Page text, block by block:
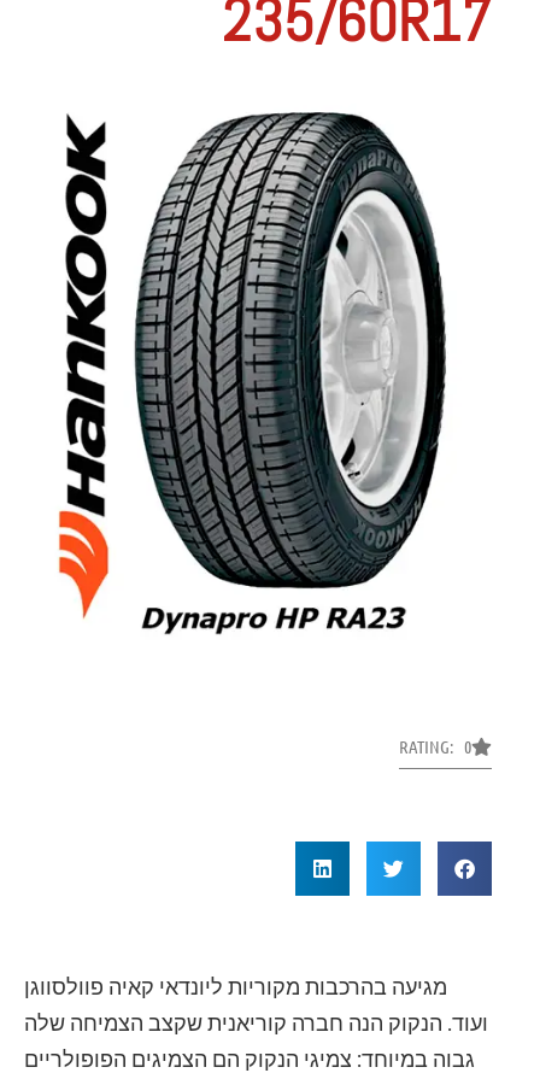
235/60R17
RATING: 0
מגיעה בהרכבות מקוריות ליונדאי קאיה פוולסווגן
ועוד. הנקוק הנה חברה קוריאנית שקצב הצמיחה שלה
גבוה במיוחד: צמיגי הנקוק הם הצמיגים הפופולריים